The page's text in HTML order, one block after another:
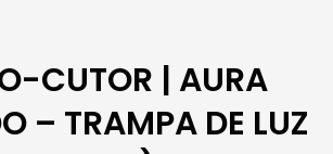
CUTOR | AURA
– TRAMPA DE LUZ